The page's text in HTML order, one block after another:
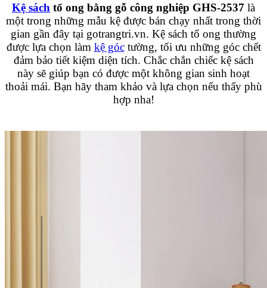
Kệ sách tổ ong bằng gỗ công nghiệp GHS-2537 là
một trong những mẫu kệ được bán chạy nhất trong thời
gian gần đây tại gotrangtri.vn. Kệ sách tổ ong thường
được lựa chọn làm kệ góctường, tối ưu những góc chết
đảm bảo tiết kiệm diện tích. Chắc chắn chiếc kệ sách
này sẽ giúp bạn có được một không gian sinh hoạt
thoải mái. Bạn hãy tham khảo và lựa chọn nếu thấy phù
hợp nha!